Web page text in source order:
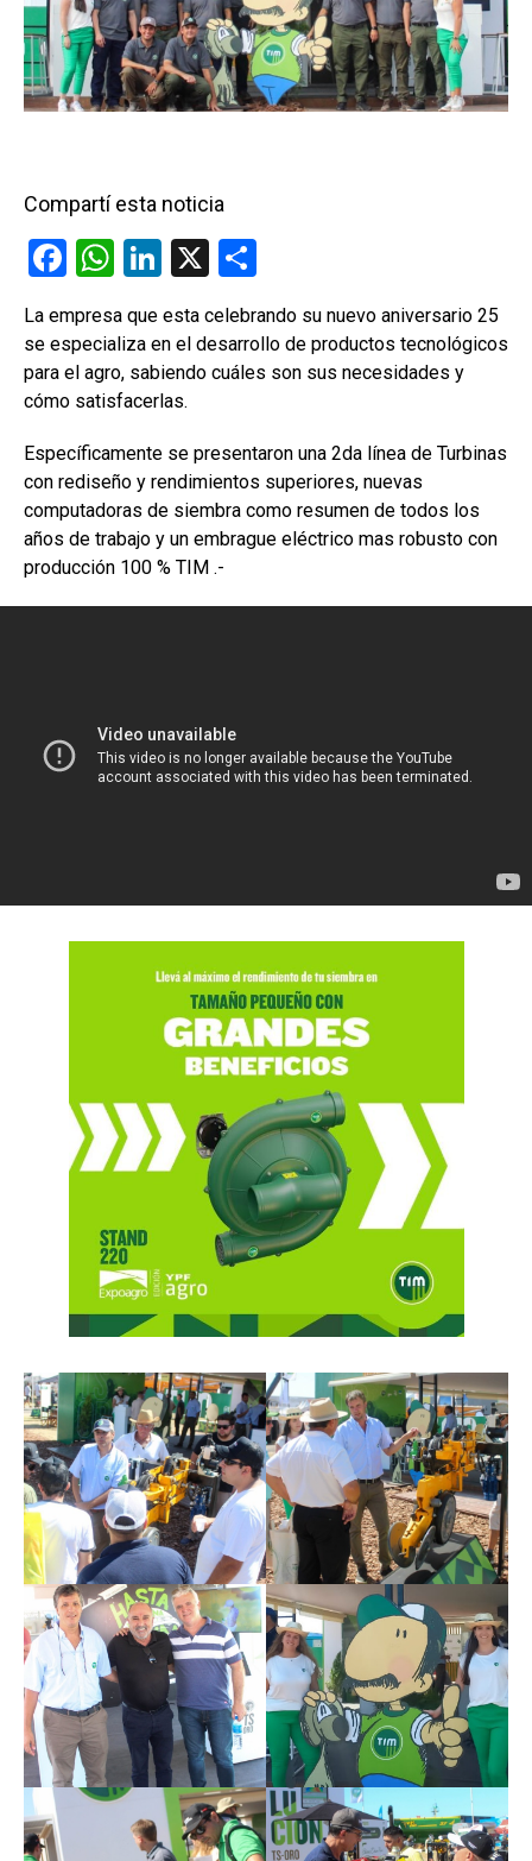
Compartí esta noticia
F
ce
b
o
o
k
W
at
s
A
p
p
Li
ke
dI
n
X
m
p
tir
La empresa que esta celebrando su nuevo aniversario 25
se especializa en el desarrollo de productos tecnológicos
para el agro, sabiendo cuáles son sus necesidades y
cómo satisfacerlas.
Específicamente se presentaron una 2da línea de Turbinas
con rediseño y rendimientos superiores, nuevas
computadoras de siembra como resumen de todos los
años de trabajo y un embrague eléctrico mas robusto con
producción 100 % TIM .-